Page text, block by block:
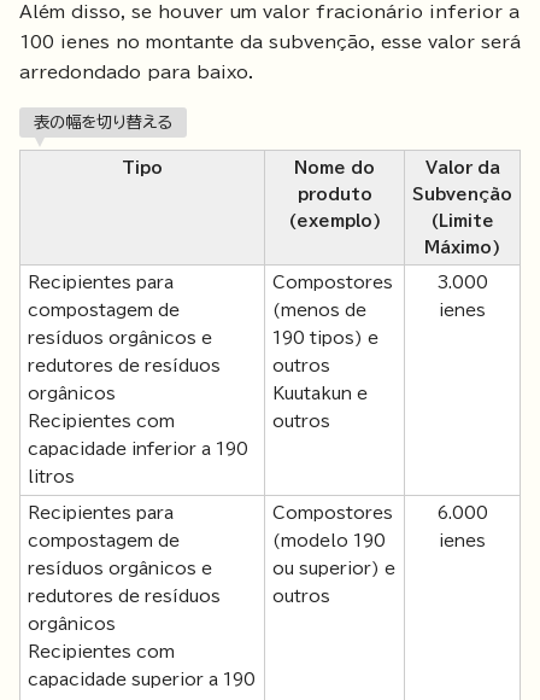
Além disso, se houver um valor fracionário inferior a
100 ienes no montante da subvenção, esse valor será
arredondado para baixo.
表の幅を切り替える
Tipo
Nome do
produto
(exemplo)
Valor da
Subvenção
(Limite
Máximo)
Recipientes para
compostagem de
resíduos orgânicos e
redutores de resíduos
orgânicos
Recipientes com
capacidade inferior a 190
litros
Compostores
(menos de
190 tipos) e
outros
Kuutakun e
outros
3.000
ienes
Recipientes para
compostagem de
resíduos orgânicos e
redutores de resíduos
orgânicos
Recipientes com
capacidade superior a 190
Compostores
(modelo 190
ou superior) e
outros
6.000
ienes